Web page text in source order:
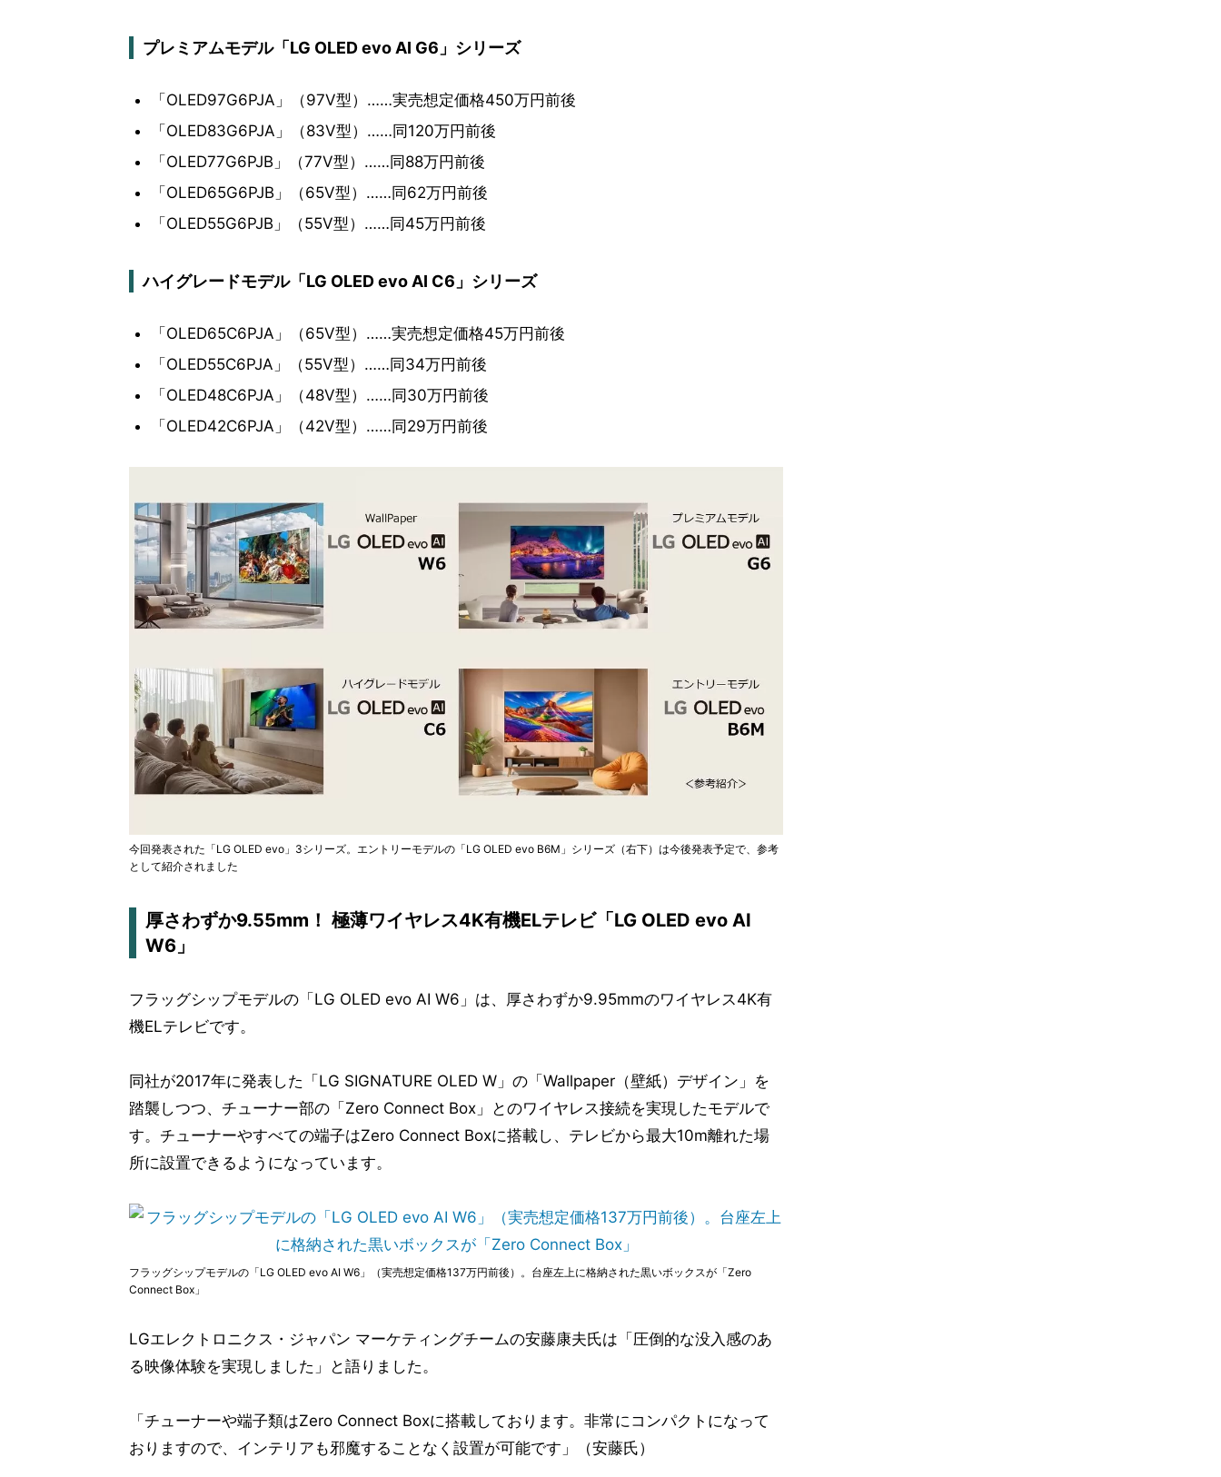
プレミアムモデル「LG OLED evo AI G6」シリーズ
「OLED97G6PJA」（97V型）……実売想定価格450万円前後
「OLED83G6PJA」（83V型）……同120万円前後
「OLED77G6PJB」（77V型）……同88万円前後
「OLED65G6PJB」（65V型）……同62万円前後
「OLED55G6PJB」（55V型）……同45万円前後
ハイグレードモデル「LG OLED evo AI C6」シリーズ
「OLED65C6PJA」（65V型）……実売想定価格45万円前後
「OLED55C6PJA」（55V型）……同34万円前後
「OLED48C6PJA」（48V型）……同30万円前後
「OLED42C6PJA」（42V型）……同29万円前後
今回発表された「LG OLED evo」3シリーズ。エントリーモデルの「LG OLED evo B6M」シリーズ（右下）は今後発表予定で、参考
として紹介されました
厚さわずか9.55mm！ 極薄ワイヤレス4K有機ELテレビ「LG OLED evo AI
W6」
フラッグシップモデルの「LG OLED evo AI W6」は、厚さわずか9.95mmのワイヤレス4K有
機ELテレビです。
同社が2017年に発表した「LG SIGNATURE OLED W」の「Wallpaper（壁紙）デザイン」を
踏襲しつつ、チューナー部の「Zero Connect Box」とのワイヤレス接続を実現したモデルで
す。チューナーやすべての端子はZero Connect Boxに搭載し、テレビから最大10m離れた場
所に設置できるようになっています。
フラッグシップモデルの「LG OLED evo AI W6」（実売想定価格137万円前後）。台座左上に格納された黒いボックスが「Zero
Connect Box」
LGエレクトロニクス・ジャパン マーケティングチームの安藤康夫氏は「圧倒的な没入感のあ
る映像体験を実現しました」と語りました。
「チューナーや端子類はZero Connect Boxに搭載しております。非常にコンパクトになって
おりますので、インテリアも邪魔することなく設置が可能です」（安藤氏）